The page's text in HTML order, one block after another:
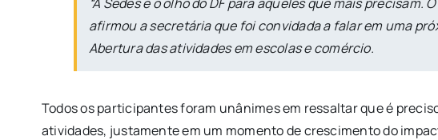
afirmou a secretária que foi convidada a falar em uma
Abertura das atividades em escolas e comércio.
Todos os participantes foram unânimes em ressaltar que é
atividades, justamente em um momento de crescimento do